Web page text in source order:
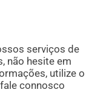
serviços de
não hesite em
utilize o
connosco